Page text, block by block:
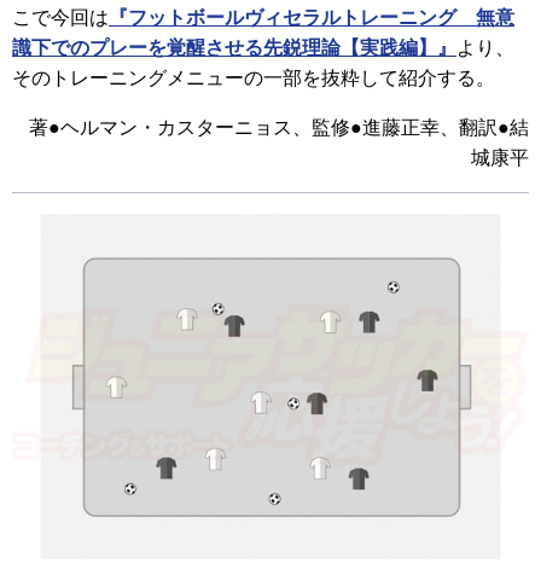
こで今回は 『フットボールヴィセラルトレーニング 無意
識下でのプレーを覚醒させる先鋭理論【実践編】』
より、
そのトレーニングメニューの一部を抜粋して紹介する。
著●ヘルマン・カスターニョス、監修●進藤正幸、翻訳●結
城康平